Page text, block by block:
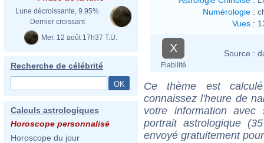
Lune décroissante, 9.95%
Dernier croissant
Mer. 12 août 17h37 T.U.
Recherche de célébrité
Calculs astrologiques
Horoscope personnalisé
Horoscope du jour
Numérologie :
Vues :
X
Fiabilité
Source :
Ce thème est
connaissez l'heure de
votre information
portrait astrologique
envoyé gratuitement